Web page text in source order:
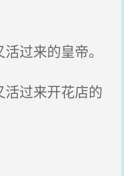
过来的皇帝。
过来开花店的